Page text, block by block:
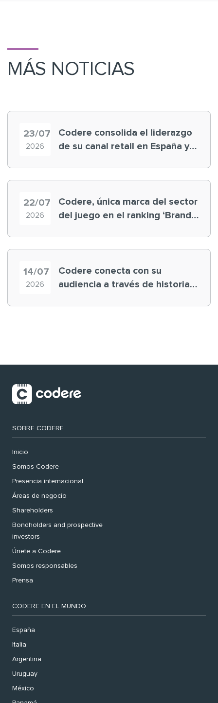
MÁS NOTICIAS
23/07
2026
Codere consolida el liderazgo
de su canal retail en España y
22/07
2026
Codere, única marca del sector
del juego en el ranking ‘Brand
14/07
2026
Codere conecta con su
audiencia a través de historias
SOBRE CODERE
Inicio
Somos Codere
Presencia internacional
Áreas de negocio
Shareholders
Bondholders and prospective
investors
Únete a Codere
Somos responsables
Prensa
CODERE EN EL MUNDO
España
Italia
Argentina
Uruguay
México